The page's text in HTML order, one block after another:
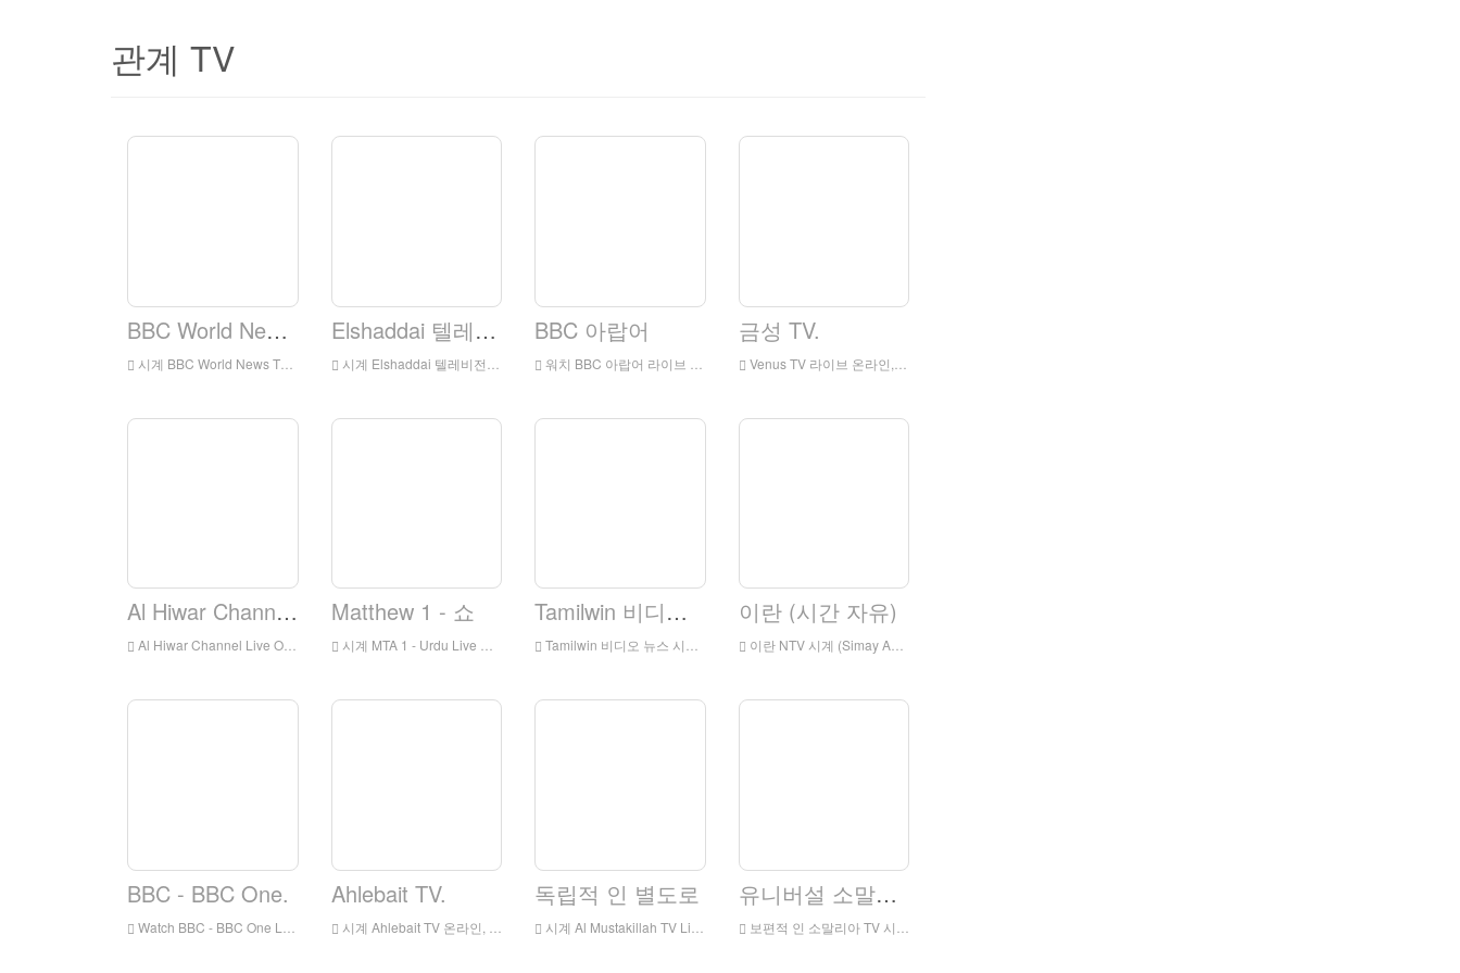
관계 TV
BBC World News TV.
시계 BBC World News TV Live 온라인, BBC 월드 뉴스 TV HD 라이브 스트리밍, BBC World News TV 시계 Live TV
Elshaddai 텔레비전 네트워크
시계 Elshaddai 텔레비전 네트워크 라이브 온라인, Elshaddai 텔레비전 네트워크 HD 라이브 스트리밍, Elshaddai 텔레비전 네트워크 시계 Live TV
BBC 아랍어
워치 BBC 아랍어 라이브 온라인, BBC 아랍어 HD 라이브 스트리밍, 영국에서 BBC 아랍어 시계 라이브 TV
금성 TV.
Venus TV 라이브 온라인, Venus TV HD 라이브 스트리밍, 잉글랜드에서 라이브 TV
Al Hiwar Channel.
Al Hiwar Channel Live Online, Al Hiwar 채널 HD 라이브 스트리밍, Al Hiwar Channel Watch Live TV에서 영국 출신
Matthew 1 - 쇼
시계 MTA 1 - Urdu Live Online, MTA 1 - Urdu HD 라이브 스트리밍, MTA 1 - 우르두어 잉글랜드
Tamilwin 비디오 뉴스
Tamilwin 비디오 뉴스 시계 온라인, Tamilwin 비디오 뉴스 HD 라이브 스트리밍, Tamilwin 비디오 뉴스 시계 라이브 TV
이란 (시간 자유)
이란 NTV 시계 (Simay Azadi) Live Online, Iranntv (Simay Azadi) HD 라이브 스트리밍, Iranntv (Simay Azadi) 영국에서 라이브 TV 시계
BBC - BBC One.
Watch BBC - BBC One Live Olline, BBC - BBC One HD 라이브 스트리밍, BBC - BBC 잉글랜드에서 한 시계 라이브 TV
Ahlebait TV.
시계 Ahlebait TV 온라인, Ahlebait TV HD 라이브 스트리밍, Ahlebait TV 시계 라이브 TV
독립적 인 별도로
시계 Al Mustakillah TV Live Online, Al Mustakillah TV HD 라이브 스트리밍, Al Mustakillah TV 시계 영국에서 라이브 TV
유니버설 소말리아 TV.
보편적 인 소말리아 TV 시계 온라인, 유니버설 소말리아 TV HD 라이브 스트리밍, 유니버설 소 말리 TV 시계 라이브 TV